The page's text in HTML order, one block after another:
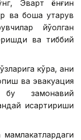
Эварт ёнғин
бошқа қутқарув
йўқолган
ва тиббий
кўра, аниқ
ва эвакуация
замонавий
қисқартириши